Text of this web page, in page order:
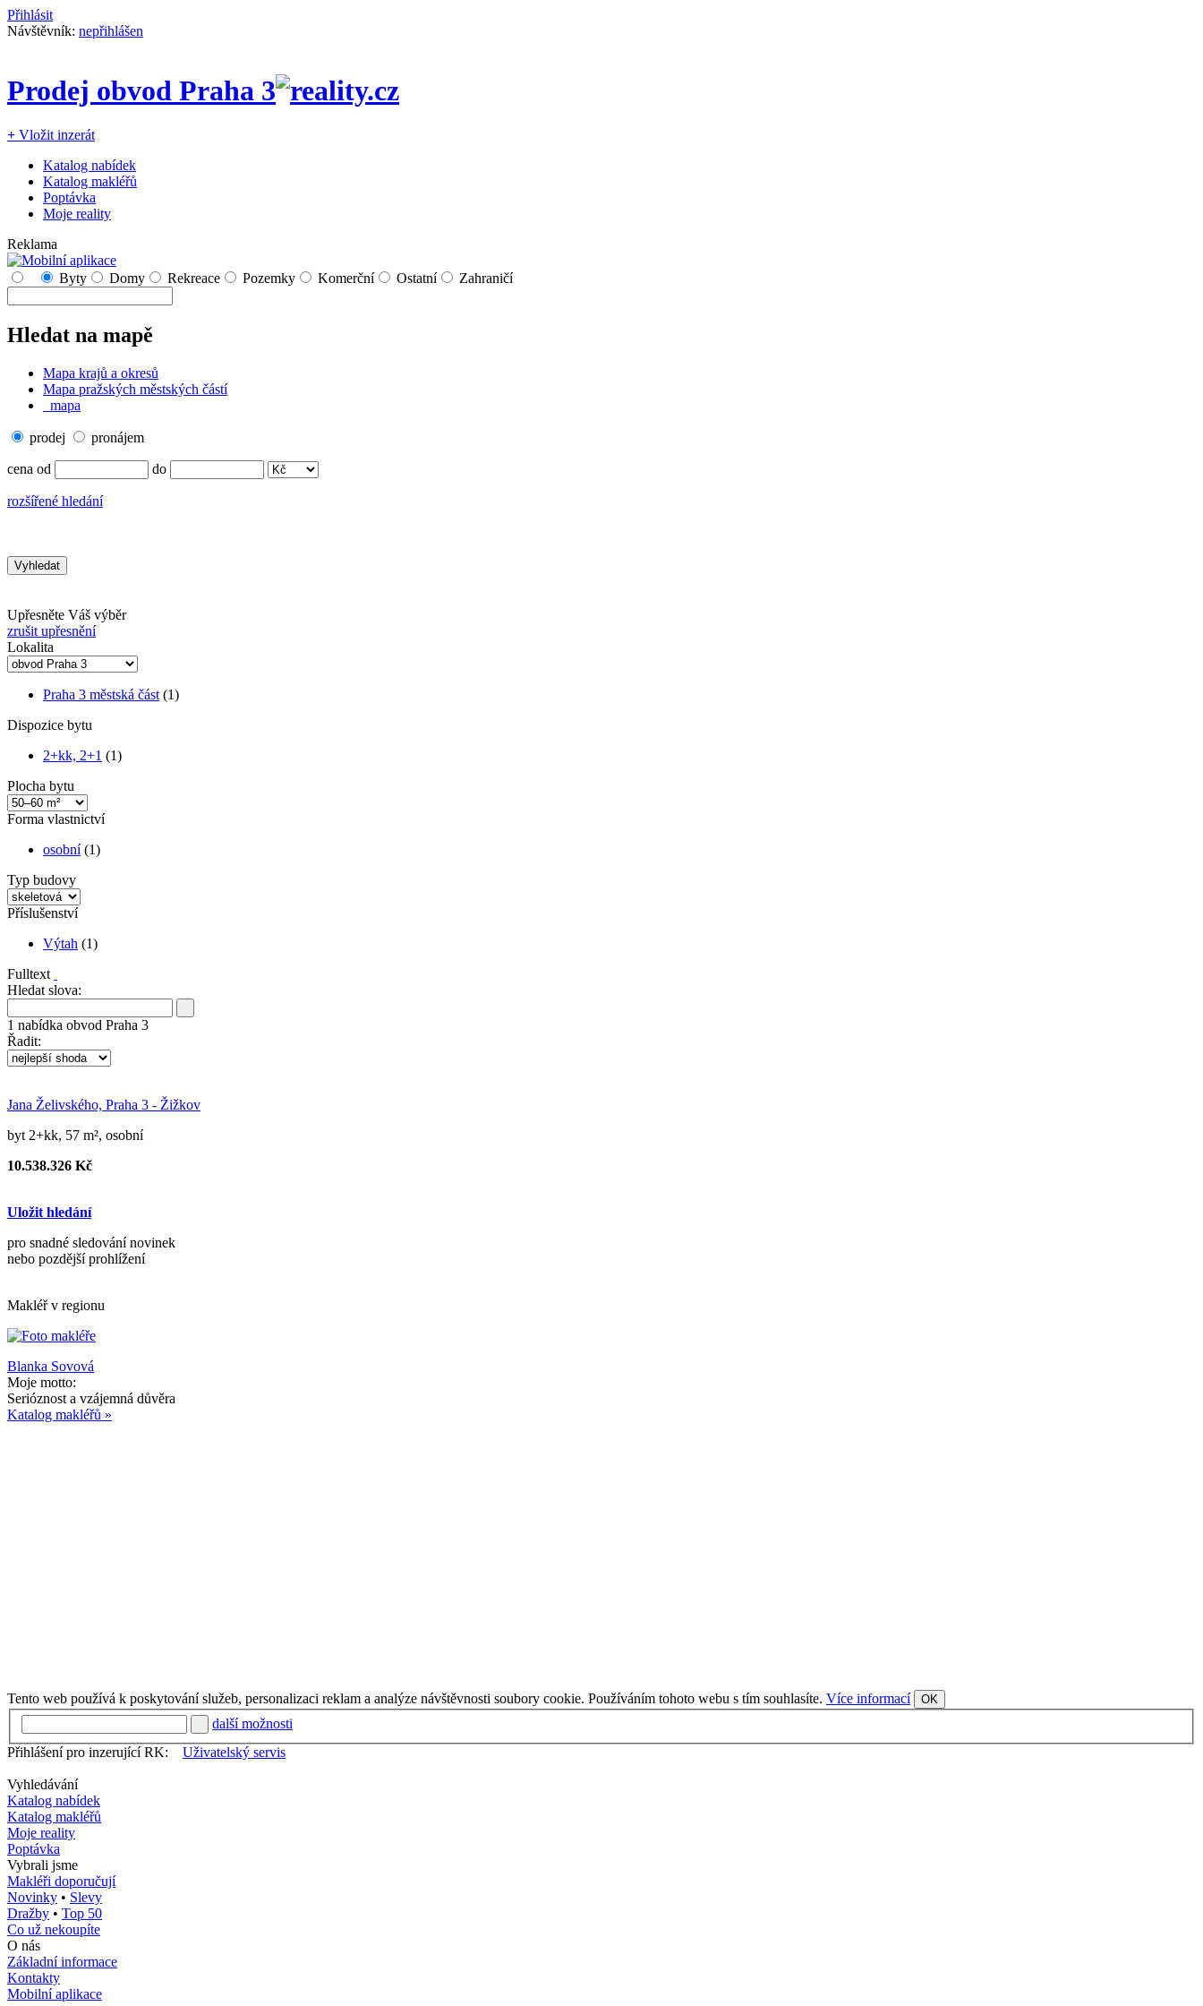
Přihlásit
Návštěvník: nepřihlášen
Prodej obvod Praha 3
+ Vložit inzerát
Katalog nabídek
Katalog makléřů
Poptávka
Moje reality
Reklama
Byty Domy Rekreace Pozemky Komerční Ostatní Zahraničí
Hledat na mapě
Mapa krajů a okresů
Mapa pražských městských částí
mapa
prodej pronájem
cena od do
rozšířené hledání
Upřesněte Váš výběr
zrušit upřesnění
Lokalita
Praha 3 městská část (1)
Dispozice bytu
2+kk, 2+1 (1)
Plocha bytu
Forma vlastnictví
osobní(1)
Typ budovy
Příslušenství
Výtah (1)
Fulltext
Hledat slova:
1 nabídka obvod Praha 3
Řadit:
Jana Želivského, Praha 3 - Žižkov
byt 2+kk, 57 m², osobní
10.538.326 Kč
Uložit hledání
pro snadné sledování novinek
nebo pozdější prohlížení
Makléř v regionu
Blanka Sovová
Moje motto:
Serióznost a vzájemná důvěra
Katalog makléřů »
Tento web používá k poskytování služeb, personalizaci reklam a analýze návštěvnosti soubory cookie. Používáním tohoto webu s tím souhlasíte. Více informací OK
další možnosti
Přihlášení pro inzerující RK:
Uživatelský servis
Vyhledávání
Katalog nabídek
Katalog makléřů
Moje reality
Poptávka
Vybrali jsme
Makléři doporučují
Novinky • Slevy
Dražby • Top 50
Co už nekoupíte
O nás
Základní informace
Kontakty
Mobilní aplikace